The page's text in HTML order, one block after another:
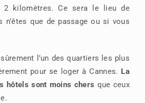
2 kilomètres. Ce sera le lieu de
n’êtes que de passage ou si vous
l’un des quartiers les plus
pour se loger à Cannes. La
hôtels sont moins chers que ceux